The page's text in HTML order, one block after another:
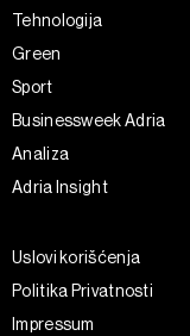
Tehnologija
Green
Sport
Businessweek Adria
Analiza
Adria Insight
Uslovi korišćenja
Politika Privatnosti
Impressum